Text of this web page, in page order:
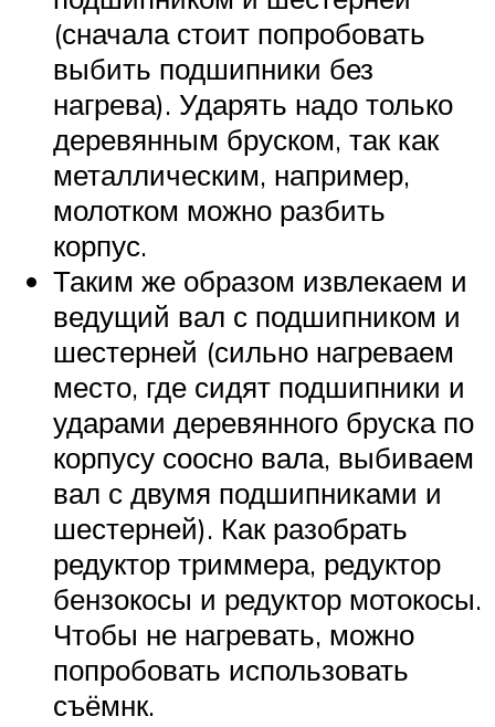
(сначала стоит попробовать
выбить подшипники без
нагрева). Ударять надо только
деревянным бруском, так как
металлическим, например,
молотком можно разбить
корпус.
Таким же образом извлекаем и
ведущий вал с подшипником и
шестерней (сильно нагреваем
место, где сидят подшипники и
ударами деревянного бруска по
корпусу соосно вала, выбиваем
вал с двумя подшипниками и
шестерней). Как разобрать
редуктор триммера, редуктор
бензокосы и редуктор мотокосы.
Чтобы не нагревать, можно
попробовать использовать
съёмнк.